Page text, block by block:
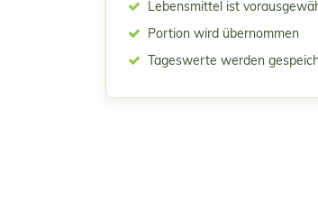
Lebensmittel ist
Portion wird übernommen
Tageswerte werden